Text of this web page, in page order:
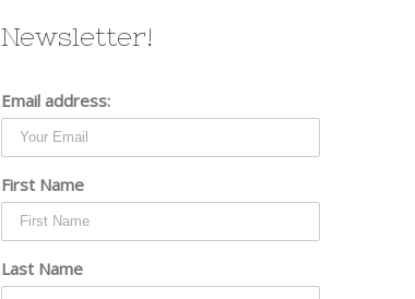
Newsletter!
Email address:
First Name
Last Name